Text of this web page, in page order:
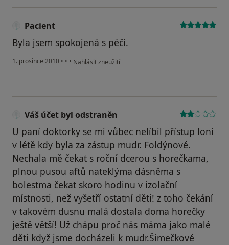
Pacient
Byla jsem spokojená s péčí.
1. prosince 2010 • • • podle názoru uživatele Pacient
Nahlásit zneužití
Váš účet byl odstraněn
U paní doktorky se mi vůbec nelíbil přístup loni
v létě kdy byla za zástup mudr. Foldýnové.
Nechala mě čekat s roční dcerou s horečkama,
plnou pusou aftů nateklýma dásněma s
bolestma čekat skoro hodinu v izolační
místnosti, než vyšetří ostatní děti! z toho čekání
v takovém dusnu malá dostala doma horečky
ještě větší! Už chápu proč nás máma jako malé
děti když jsme docházeli k mudr.Šimečkové